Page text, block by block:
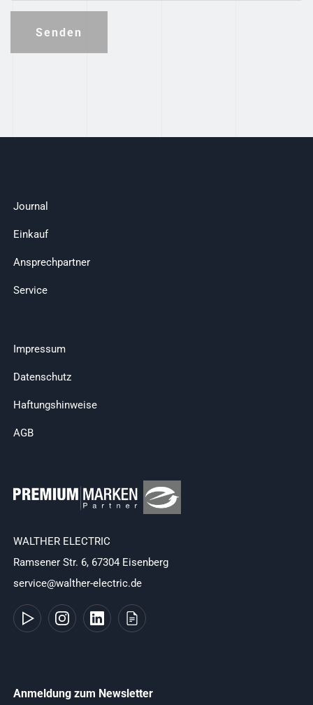
Senden
Journal
Einkauf
Ansprechpartner
Service
Impressum
Datenschutz
Haftungshinweise
AGB
WALTHER ELECTRIC
Ramsener Str. 6, 67304 Eisenberg
service@walther-electric.de
Anmeldung zum Newsletter